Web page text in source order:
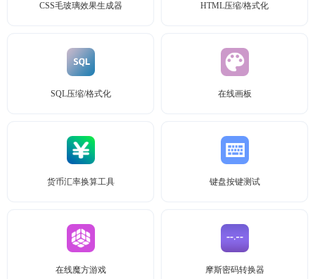
CSS毛玻璃效果生成器 HTML压缩/格式化
SQL压缩/格式化 在线画板
货币汇率换算工具 键盘按键测试
在线魔方游戏 摩斯密码转换器